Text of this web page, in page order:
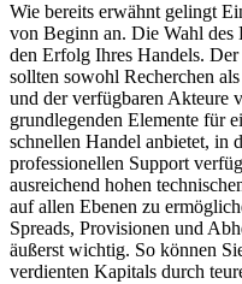
Wie bereits erwähnt gelingt
von Beginn an. Die Wahl des
den Erfolg Ihres Handels.
sollten sowohl Recherchen
und der verfügbaren Akteure
grundlegenden Elemente für
schnellen Handel anbietet, in
professionellen Support
ausreichend hohen
auf allen Ebenen zu
Spreads, Provisionen und
äußerst wichtig. So können
verdienten Kapitals durch